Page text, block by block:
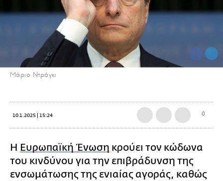
Μάριο Ντράγκι
10.1.2025 | 15:24 0
Η Ευρωπαϊκή Ένωση κρούει τον κώδωνα
του κινδύνου για την επιβράδυνση της
ενσωμάτωσης της ενιαίας αγοράς, καθώς